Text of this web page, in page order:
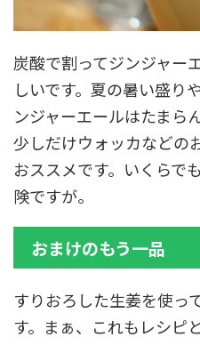
炭酸で割ってジンジャー
しいです。夏の暑い盛り
ンジャーエールはたまら
少しだけウォッカなどの
おススメです。いくらで
険ですが。
おまけのもう一品
すりおろした生姜を使っ
す。まぁ、これもレシピ